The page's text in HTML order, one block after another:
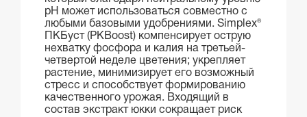
рН может использоваться совместно с
любыми базовыми удобрениями. Simplex®
ПКБуст (PKBoost) компенсирует острую
нехватку фосфора и калия на третьей-
четвертой неделе цветения; укрепляет
растение, минимизирует его возможный
стресс и способствует формированию
качественного урожая. Входящий в
состав экстракт юкки сокращает риск